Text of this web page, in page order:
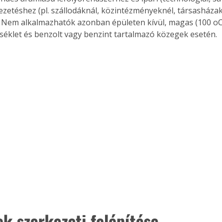
(pl. szállodáknál, közintézményeknél,
alkalmazhatók azonban épületen kívül, magas (100
és benzolt vagy benzint tartalmazó közegek esetén.